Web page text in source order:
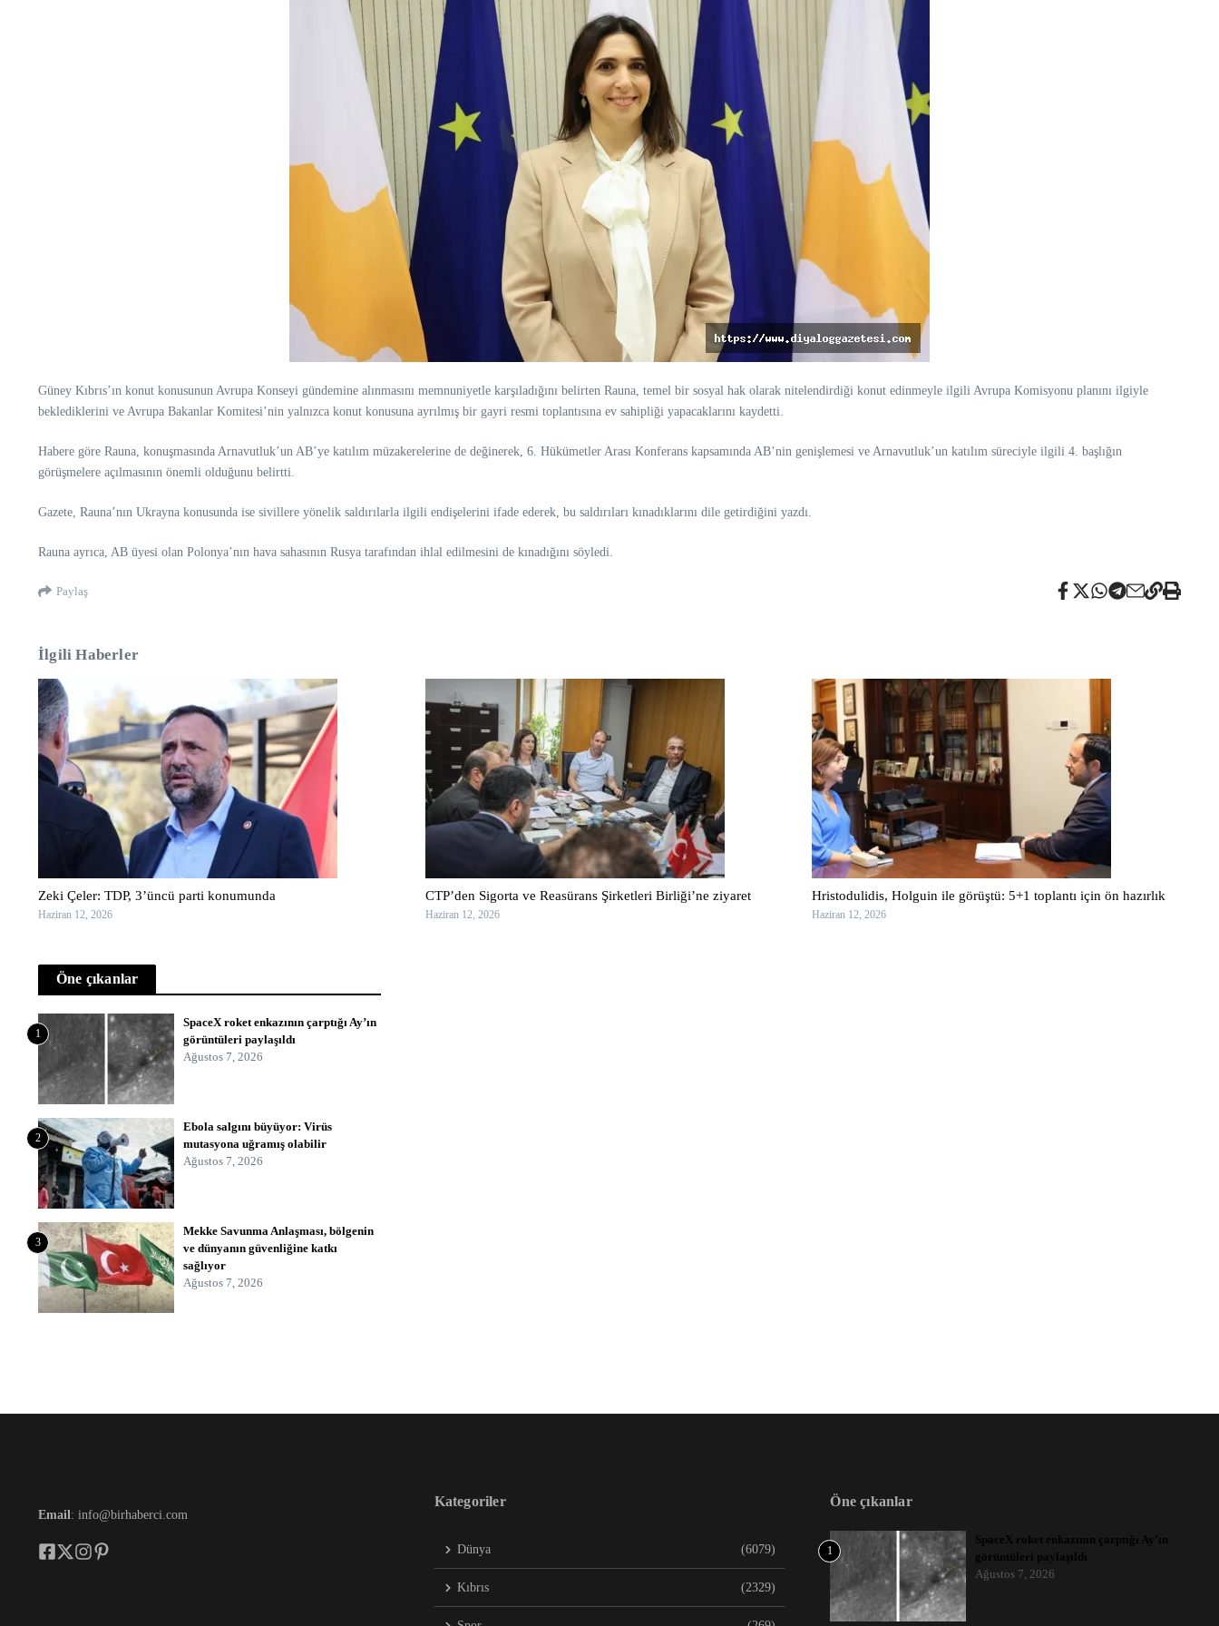
Güney Kıbrıs’ın konut konusunun Avrupa Konseyi gündemine alınmasını memnuniyetle karşıladığını belirten Rauna, temel bir sosyal hak olarak nitelendirdiği konut edinmeyle ilgili Avrupa Komisyonu planını ilgiyle
beklediklerini ve Avrupa Bakanlar Komitesi’nin yalnızca konut konusuna ayrılmış bir gayri resmi toplantısına ev sahipliği yapacaklarını kaydetti.
Habere göre Rauna, konuşmasında Arnavutluk’un AB’ye katılım müzakerelerine de değinerek, 6. Hükümetler Arası Konferans kapsamında AB’nin genişlemesi ve Arnavutluk’un katılım süreciyle ilgili 4. başlığın
görüşmelere açılmasının önemli olduğunu belirtti.
Gazete, Rauna’nın Ukrayna konusunda ise sivillere yönelik saldırılarla ilgili endişelerini ifade ederek, bu saldırıları kınadıklarını dile getirdiğini yazdı.
Rauna ayrıca, AB üyesi olan Polonya’nın hava sahasının Rusya tarafından ihlal edilmesini de kınadığını söyledi.
Paylaş
İlgili Haberler
Zeki Çeler: TDP, 3’üncü parti konumunda
Haziran 12, 2026
CTP’den Sigorta ve Reasürans Şirketleri Birliği’ne ziyaret
Haziran 12, 2026
Hristodulidis, Holguin ile görüştü: 5+1 toplantı için ön hazırlık
Haziran 12, 2026
Öne çıkanlar
1
SpaceX roket enkazının çarptığı Ay’ın
görüntüleri paylaşıldı
Ağustos 7, 2026
2
Ebola salgını büyüyor: Virüs
mutasyona uğramış olabilir
Ağustos 7, 2026
3
Mekke Savunma Anlaşması, bölgenin
ve dünyanın güvenliğine katkı
sağlıyor
Ağustos 7, 2026
Email: info@birhaberci.com
Kategoriler
Dünya (6079)
Kıbrıs (2329)
Öne çıkanlar
1
SpaceX roket enkazının çarptığı Ay’ın
görüntüleri paylaşıldı
Ağustos 7, 2026